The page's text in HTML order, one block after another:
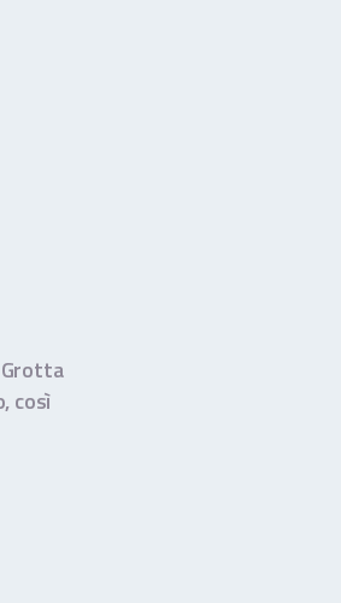
così